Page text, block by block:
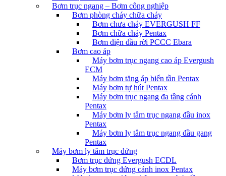
Bơm trục ngang – Bơm công nghiệp
Bơm phòng cháy chữa cháy
Bơm chưa cháy EVERGUSH FF
Bơm chữa cháy Pentax
Bơm điện đầu rời PCCC Ebara
Bơm cao áp
Máy bơm trục ngang cao áp Evergush
ECM
Máy bơm tăng áp biến tần Pentax
Máy bơm tự hút Pentax
Máy bơm trục ngang đa tầng cánh
Pentax
Máy bơm ly tâm trục ngang đầu inox
Pentax
Máy bơm ly tâm trục ngang đầu gang
Pentax
Máy bơm ly tâm trục đứng
Bơm trục đứng Evergush ECDL
Máy bơm trục đứng cánh inox Pentax